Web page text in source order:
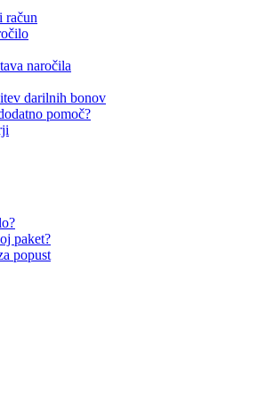
račun
naročila
darilnih bonov
pomoč?
paket?
popust